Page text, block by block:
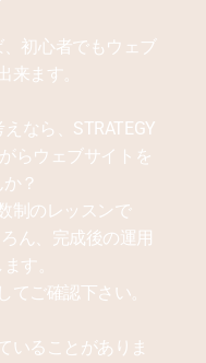
初心者でもウェブ
来ます。
なら、STRATEGY
らウェブサイトを
？
制のレッスンで
ん、完成後の運用
す。
てご確認下さい。
いることがありま